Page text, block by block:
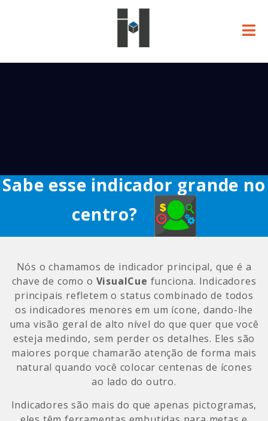
Sabe esse indicador grande no
centro?
Nós o chamamos de indicador principal, que é a
chave de como o VisualCue funciona. Indicadores
principais refletem o status combinado de todos
os indicadores menores em um ícone, dando-lhe
uma visão geral de alto nível do que quer que você
esteja medindo, sem perder os detalhes. Eles são
maiores porque chamarão atenção de forma mais
natural quando você colocar centenas de ícones
ao lado do outro.
Indicadores são mais do que apenas pictogramas,